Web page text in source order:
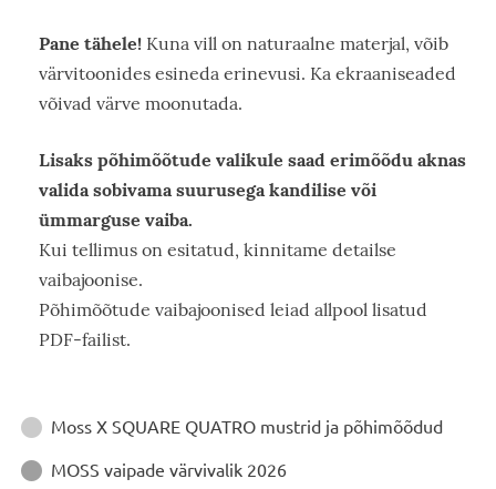
Pane tähele! Kuna vill on naturaalne materjal, võib
värvitoonides esineda erinevusi. Ka ekraaniseaded
võivad värve moonutada.
Lisaks põhimõõtude valikule saad erimõõdu aknas
valida sobivama suurusega kandilise või
ümmarguse vaiba.
Kui tellimus on esitatud, kinnitame detailse
vaibajoonise.
Põhimõõtude vaibajoonised leiad allpool lisatud
PDF-failist.
Juhendid
 Moss X SQUARE QUATRO mustrid ja põhimõõdud
 MOSS vaipade värvivalik 2026